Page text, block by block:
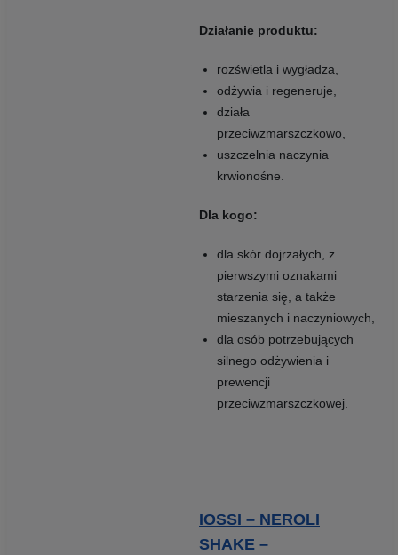
Działanie produktu:
rozświetla i wygładza,
odżywia i regeneruje,
działa
przeciwzmarszczkowo,
uszczelnia naczynia
krwionośne.
Dla kogo:
dla skór dojrzałych, z
pierwszymi oznakami
starzenia się, a także
mieszanych i naczyniowych,
dla osób potrzebujących
silnego odżywienia i
prewencji
przeciwzmarszczkowej.
IOSSI – NEROLI
SHAKE –